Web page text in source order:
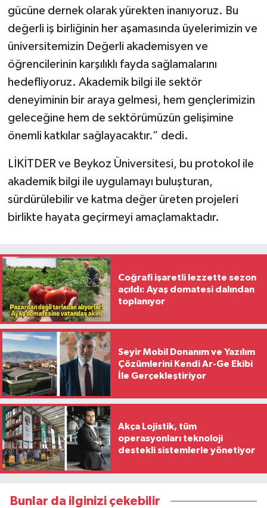
gücüne dernek olarak yürekten inanıyoruz. Bu
değerli iş birliğinin her aşamasında üyelerimizin ve
üniversitemizin Değerli akademisyen ve
öğrencilerinin karşılıklı fayda sağlamalarını
hedefliyoruz. Akademik bilgi ile sektör
deneyiminin bir araya gelmesi, hem gençlerimizin
geleceğine hem de sektörümüzün gelişimine
önemli katkılar sağlayacaktır.” dedi.
LİKİTDER ve Beykoz Üniversitesi, bu protokol ile
akademik bilgi ile uygulamayı buluşturan,
sürdürülebilir ve katma değer üreten projeleri
birlikte hayata geçirmeyi amaçlamaktadır.
Coğrafi işaretli lezzette sezon
açıldı: Ayaş domatesi dalından
toplanıyor
Seyir Mobil Donanım ve Yazılım
Çözümlerini Kendi Ar-Ge Ekibi
İle Gerçekleştiriyor
Akça Lojistik, tüm
operasyonları teknoloji
destekli sistemlerle yönetiyor
Bunlar da ilginizi çekebilir